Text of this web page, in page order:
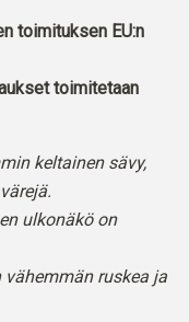
toimituksen EU:n
toimitetaan
keltainen sävy,
ulkonäkö on
vähemmän ruskea ja